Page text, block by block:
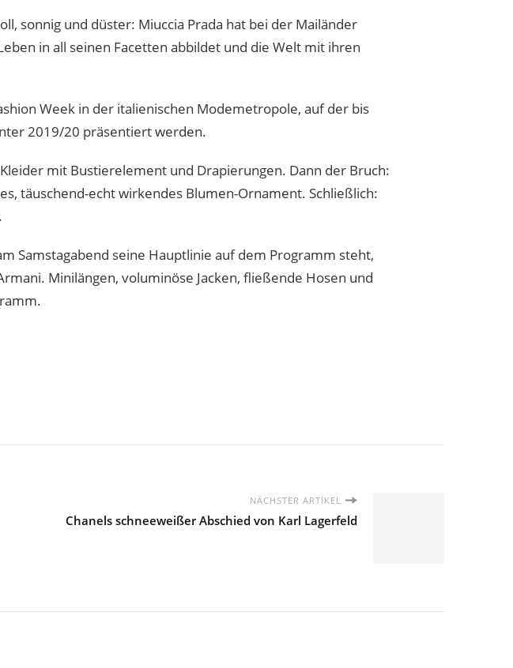
sonnig und düster: Miuccia Prada hat bei der Mailänder
in all seinen Facetten abbildet und die Welt mit ihren
Week in der italienischen Modemetropole, auf der bis
2019/20 präsentiert werden.
mit Bustierelement und Drapierungen. Dann der Bruch:
täuschend-echt wirkendes Blumen-Ornament. Schließlich:
Samstagabend seine Hauptlinie auf dem Programm steht,
Minilängen, voluminöse Jacken, fließende Hosen und
NÄCHSTER ARTIKEL
Chanels schneeweißer Abschied von Karl Lagerfeld